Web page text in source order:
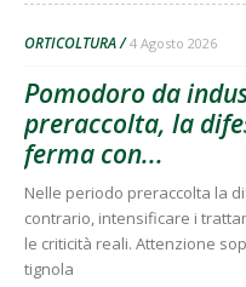
ORTICOLTURA 4 Agosto 2026
Pomodoro da
preraccolta, la
ferma con...
Nelle periodo preraccolta la
contrario, intensificare i
le criticità reali. Attenzione
tignola